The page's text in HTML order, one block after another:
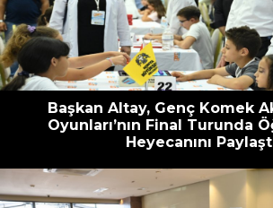
escort
havalimanı
transfer
oyna
bahis
siteleri
Başkan Altay, Genç Komek
Oyunları’nın Final Turunda
Heyecanını